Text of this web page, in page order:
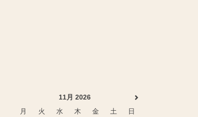
11月 2026
月
火 水 木 金 土
日